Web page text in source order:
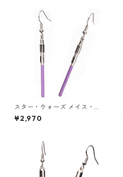
スター・ウォーズ メイス・ウ
ィンドゥ ライトセーバー ダン
グル ピアス STAR WARS ジェ
¥2,970